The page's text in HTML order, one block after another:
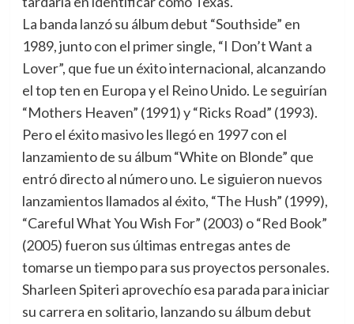
La banda lanzó su álbum debut “Southside” en
1989, junto con el primer single, “I Don’t Want a
Lover”, que fue un éxito internacional, alcanzando
el top ten en Europa y el Reino Unido. Le seguirían
“Mothers Heaven” (1991) y “Ricks Road” (1993).
Pero el éxito masivo les llegó en 1997 con el
lanzamiento de su álbum “White on Blonde” que
entró directo al número uno. Le siguieron nuevos
lanzamientos llamados al éxito, “The Hush” (1999),
“Careful What You Wish For” (2003) o “Red Book”
(2005) fueron sus últimas entregas antes de
tomarse un tiempo para sus proyectos personales.
Sharleen Spiteri aprovechío esa parada para iniciar
su carrera en solitario, lanzando su álbum debut